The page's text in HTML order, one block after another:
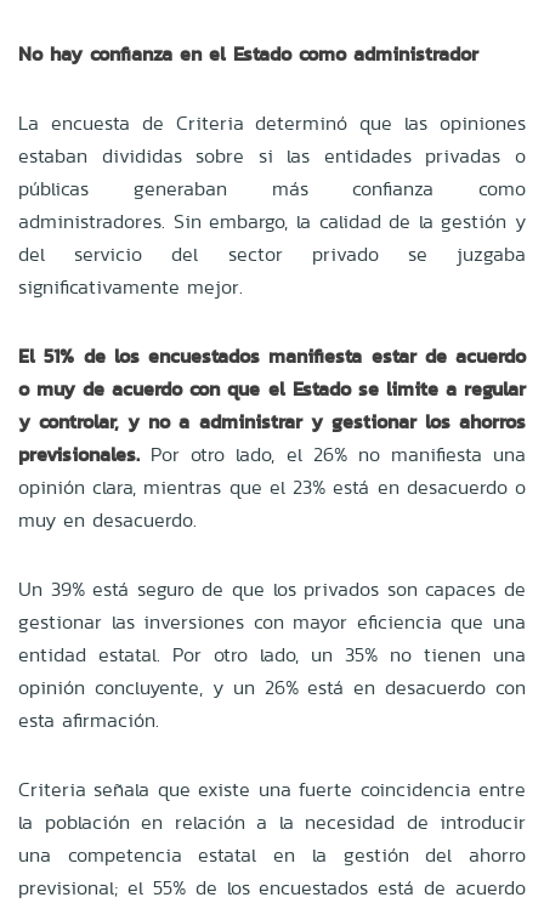
No hay confianza en el Estado como administrador
La encuesta de Criteria determinó que las opiniones
estaban divididas sobre si las entidades privadas o
públicas generaban más confianza como
administradores. Sin embargo, la calidad de la gestión y
del servicio del sector privado se juzgaba
significativamente mejor.
El 51% de los encuestados manifiesta estar de acuerdo
o muy de acuerdo con que el Estado se limite a regular
y controlar, y no a administrar y gestionar los ahorros
previsionales. Por otro lado, el 26% no manifiesta una
opinión clara, mientras que el 23% está en desacuerdo o
muy en desacuerdo.
Un 39% está seguro de que los privados son capaces de
gestionar las inversiones con mayor eficiencia que una
entidad estatal. Por otro lado, un 35% no tienen una
opinión concluyente, y un 26% está en desacuerdo con
esta afirmación.
Criteria señala que existe una fuerte coincidencia entre
la población en relación a la necesidad de introducir
una competencia estatal en la gestión del ahorro
previsional; el 55% de los encuestados está de acuerdo